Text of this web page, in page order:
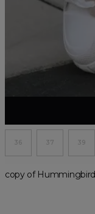
36 37 39
copy of